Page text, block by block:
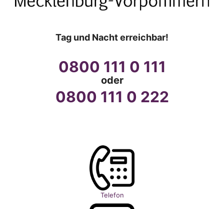
Tag und Nacht erreichbar!
0800 111 0 111
oder
0800 111 0 222
Telefon